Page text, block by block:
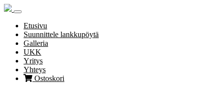
Skip
contentEtusivu
Suunnittele lankkupöytä
Galleria
UKK
Yritys
Yhteys
Ostoskori